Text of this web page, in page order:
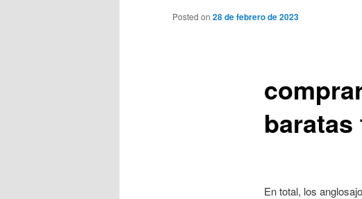
Posted on 28 de febrero de 2023
En total, los